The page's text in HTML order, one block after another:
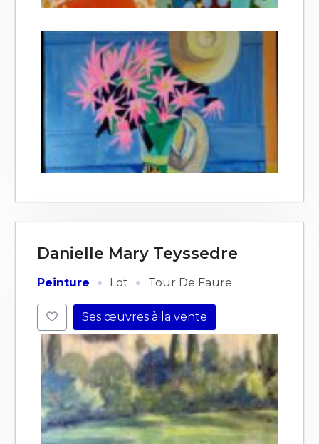
Danielle Mary Teyssedre
Peinture · Lot · Tour De Faure
Ses œuvres à la vente